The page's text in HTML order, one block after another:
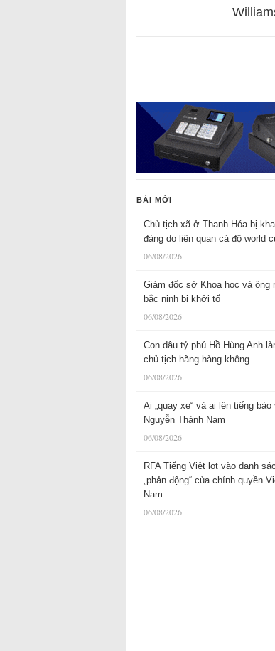
BÀI MỚI
Chủ tịch xã ở Thanh Hóa bị
đảng do liên quan cá độ world
06/08/2026
Giám đốc sở Khoa học và ông
bắc ninh bị khởi tố
06/08/2026
Con dâu tỷ phú Hồ Hùng Anh
chủ tịch hãng hàng không
06/08/2026
Ai „quay xe“ và ai lên tiếng bảo
Nguyễn Thành Nam
06/08/2026
RFA Tiếng Việt lọt vào danh
„phản động“ của chính quyền
Nam
06/08/2026